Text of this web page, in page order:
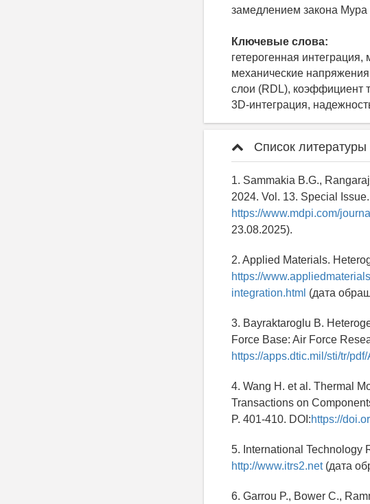
замедлением закона Мура
Ключевые слова:
гетерогенная
механические
слои (RDL), коэффициент
3D-интеграция,
Список литературы
1. Sammakia B.G.,
2024. Vol. 13. Special
https://www.mdpi.com/
23.08.2025).
2. Applied Materials.
https://
integration.html (дата
3. Bayraktaroglu B.
Force Base: Air Force
https://apps.dtic.mil/sti/tr/
4. Wang H. et al. Thermal
Transactions on
P. 401-410. DOI:https://
5. International Technology
http://www.itrs2.net(дата
6. Garrou P., Bower C.,